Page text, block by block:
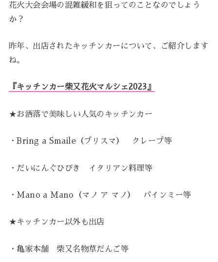
花火大会会場の混雑緩和を狙ってのことなのでしょう
か？
昨年、出店されたキッチンカーについて、ご紹介します
ね。
『キッチンカー柴又花火マルシェ2023』
★お洒落で美味しい人気のキッチンカー
・Bring a Smaile（ブリスマ） クレープ等
・だいにんぐひびき イタリアン料理等
・Mano a Mano（マノ ア マノ） バインミー等
★キッチンカー以外も出店
・亀家本舗 柴又名物草だんご等